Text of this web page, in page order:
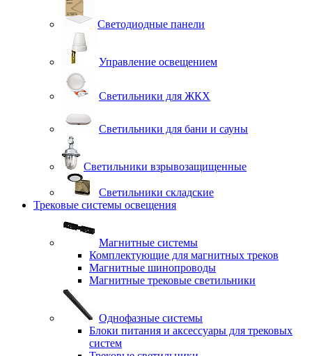
Светодиодные панели
Управление освещением
Светильники для ЖКХ
Светильники для бани и сауны
Светильники взрывозащищенные
Светильники складские
Трековые системы освещения
Магнитные системы
Комплектующие для магнитных треков
Магнитные шинопроводы
Магнитные трековые светильники
Однофазные системы
Блоки питания и аксессуары для трековых
систем